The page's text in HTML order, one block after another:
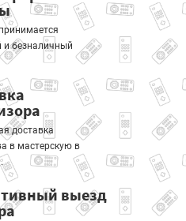
и безналичный
доставка
в мастерскую в
выезд